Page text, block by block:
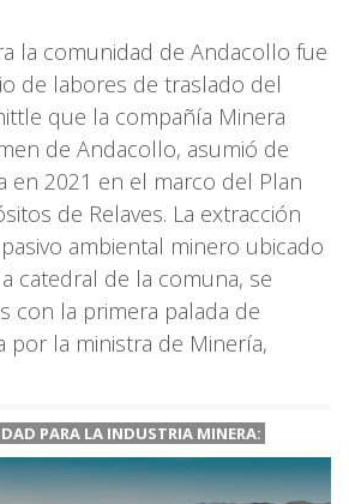
la comunidad de Andacollo fue
de labores de traslado del
que la compañía Minera
de Andacollo, asumió de
en 2021 en el marco del Plan
de Relaves. La extracción
ambiental minero ubicado
catedral de la comuna, se
con la primera palada de
por la ministra de Minería,
PARA LA INDUSTRIA MINERA: